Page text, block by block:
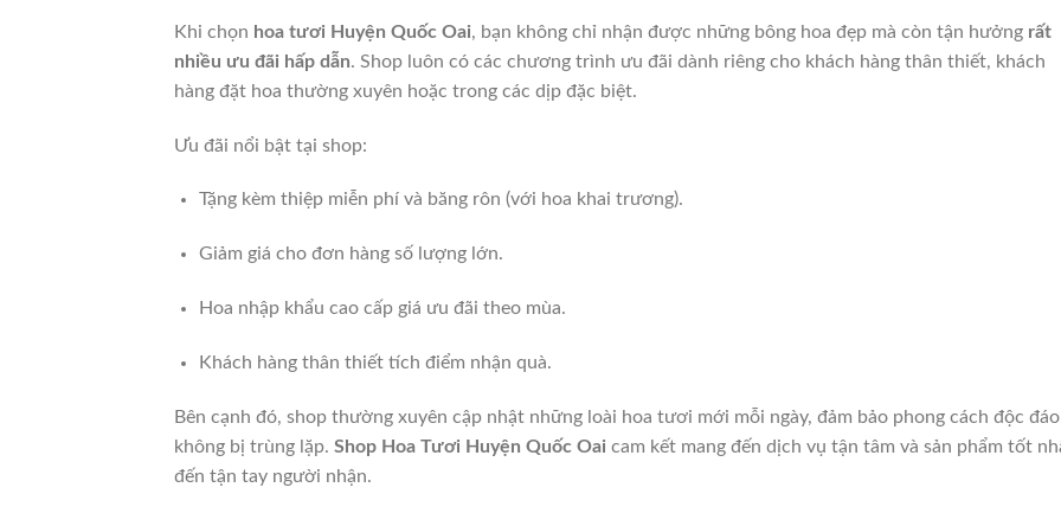
Khi chọn hoa tươi Huyện Quốc Oai, bạn không chỉ nhận được những bông hoa đẹp mà còn tận hưởng rất
nhiều ưu đãi hấp dẫn. Shop luôn có các chương trình ưu đãi dành riêng cho khách hàng thân thiết, khách
hàng đặt hoa thường xuyên hoặc trong các dịp đặc biệt.
Ưu đãi nổi bật tại shop:
Tặng kèm thiệp miễn phí và băng rôn (với hoa khai trương).
Giảm giá cho đơn hàng số lượng lớn.
Hoa nhập khẩu cao cấp giá ưu đãi theo mùa.
Khách hàng thân thiết tích điểm nhận quà.
Bên cạnh đó, shop thường xuyên cập nhật những loài hoa tươi mới mỗi ngày, đảm bảo phong cách độc
không bị trùng lặp. Shop Hoa Tươi Huyện Quốc Oai cam kết mang đến dịch vụ tận tâm và sản phẩm tốt
đến tận tay người nhận.